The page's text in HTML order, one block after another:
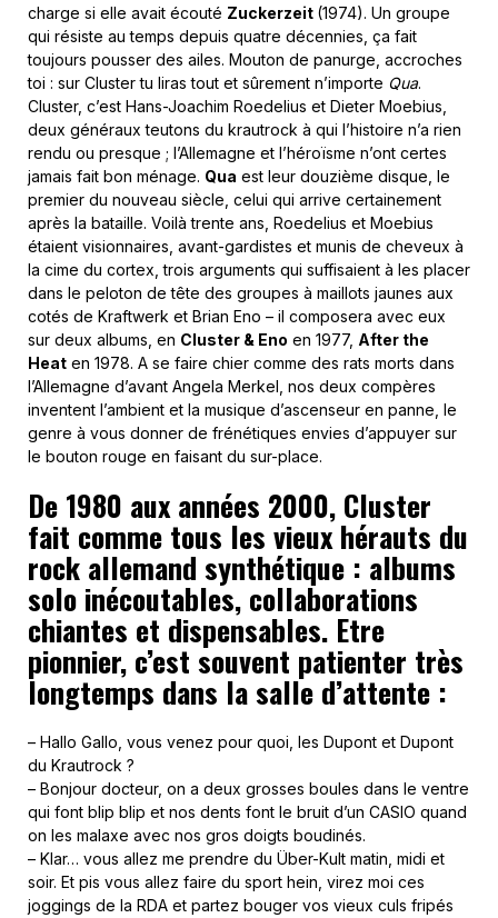
charge si elle avait écouté Zuckerzeit (1974). Un groupe
qui résiste au temps depuis quatre décennies, ça fait
toujours pousser des ailes. Mouton de panurge, accroches
toi : sur Cluster tu liras tout et sûrement n’importe Qua.
Cluster, c’est Hans-Joachim Roedelius et Dieter Moebius,
deux généraux teutons du krautrock à qui l’histoire n’a rien
rendu ou presque ; l’Allemagne et l’héroïsme n’ont certes
jamais fait bon ménage. Qua est leur douzième disque, le
premier du nouveau siècle, celui qui arrive certainement
après la bataille. Voilà trente ans, Roedelius et Moebius
étaient visionnaires, avant-gardistes et munis de cheveux à
la cime du cortex, trois arguments qui suffisaient à les placer
dans le peloton de tête des groupes à maillots jaunes aux
cotés de Kraftwerk et Brian Eno – il composera avec eux
sur deux albums, en Cluster & Eno en 1977, After the
Heat en 1978. A se faire chier comme des rats morts dans
l’Allemagne d’avant Angela Merkel, nos deux compères
inventent l’ambient et la musique d’ascenseur en panne, le
genre à vous donner de frénétiques envies d’appuyer sur
le bouton rouge en faisant du sur-place.
De 1980 aux années 2000, Cluster
fait comme tous les vieux hérauts du
rock allemand synthétique : albums
solo inécoutables, collaborations
chiantes et dispensables. Etre
pionnier, c’est souvent patienter très
longtemps dans la salle d’attente :
– Hallo Gallo, vous venez pour quoi, les Dupont et Dupont
du Krautrock ?
– Bonjour docteur, on a deux grosses boules dans le ventre
qui font blip blip et nos dents font le bruit d’un CASIO quand
on les malaxe avec nos gros doigts boudinés.
– Klar… vous allez me prendre du Über-Kult matin, midi et
soir. Et pis vous allez faire du sport hein, virez moi ces
joggings de la RDA et partez bouger vos vieux culs fripés